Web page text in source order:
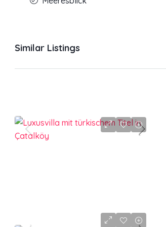
Similar Listings